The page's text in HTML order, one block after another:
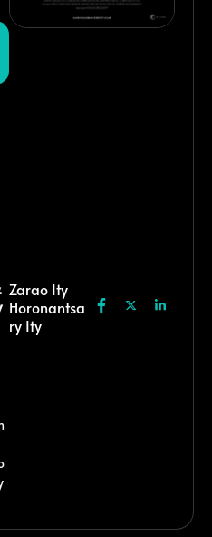
Zarao Ity
Horonantsa
Ry Ity